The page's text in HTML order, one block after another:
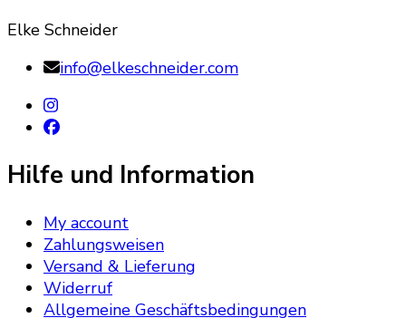
Elke Schneider
info@elkeschneider.com
Hilfe und Information
My account
Zahlungsweisen
Versand & Lieferung
Widerruf
Allgemeine Geschäftsbedingungen